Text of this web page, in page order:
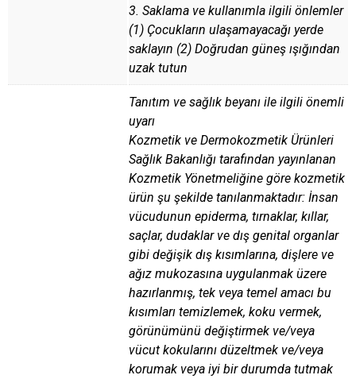
3. Saklama ve kullanımla ilgili önlemler
(1) Çocukların ulaşamayacağı yerde
saklayın (2) Doğrudan güneş ışığından
uzak tutun
Tanıtım ve sağlık beyanı ile ilgili önemli
uyarı
Kozmetik ve Dermokozmetik Ürünleri
Sağlık Bakanlığı tarafından yayınlanan
Kozmetik Yönetmeliğine göre kozmetik
ürün şu şekilde tanılanmaktadır: İnsan
vücudunun epiderma, tırnaklar, kıllar,
saçlar, dudaklar ve dış genital organlar
gibi değişik dış kısımlarına, dişlere ve
ağız mukozasına uygulanmak üzere
hazırlanmış, tek veya temel amacı bu
kısımları temizlemek, koku vermek,
görünümünü değiştirmek ve/veya
vücut kokularını düzeltmek ve/veya
korumak veya iyi bir durumda tutmak